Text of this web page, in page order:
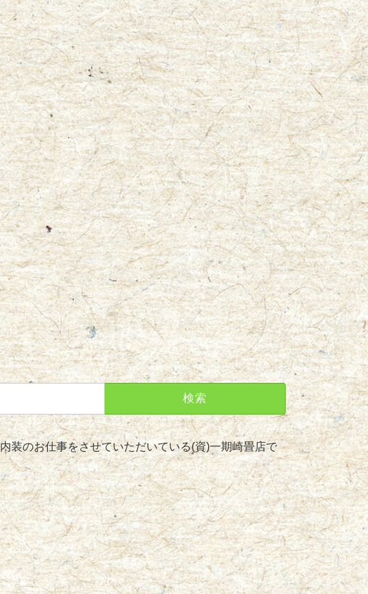
装のお仕事をさせていただいている(資)一期崎畳店で